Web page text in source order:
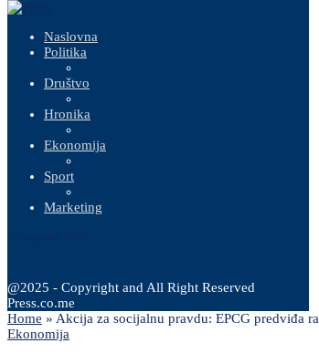
Naslovna
Politika
Društvo
Hronika
Ekonomija
Sport
Marketing
@2025 - Copyright and All Right Reserved
Press.co.me
Home » Akcija za socijalnu pravdu: EPCG predviđa
Ekonomija